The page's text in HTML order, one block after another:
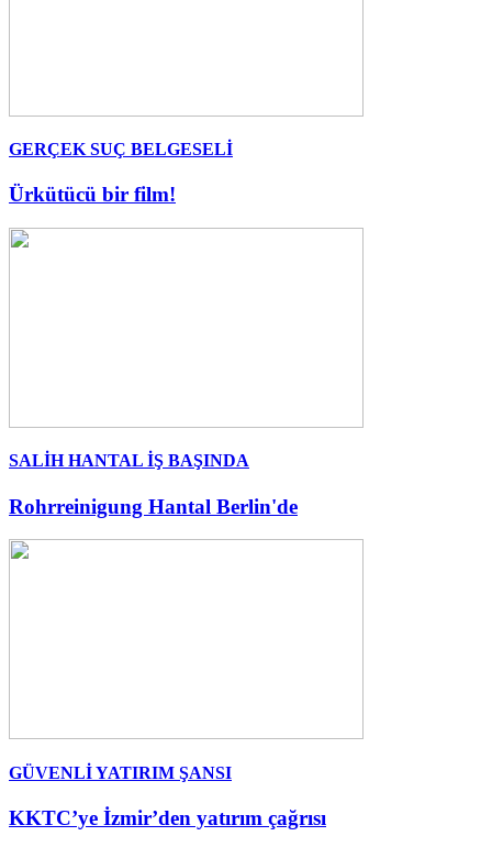
GERÇEK SUÇ BELGESELİ
Ürkütücü bir film!
SALİH HANTAL İŞ BAŞINDA
Rohrreinigung Hantal Berlin'de
GÜVENLİ YATIRIM ŞANSI
KKTC’ye İzmir’den yatırım çağrısı